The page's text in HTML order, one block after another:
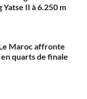
Yatse II à 6.250 m
Maroc affronte
quarts de finale